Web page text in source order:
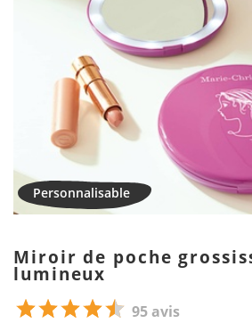
Miroir de poche
lumineux
95 avis